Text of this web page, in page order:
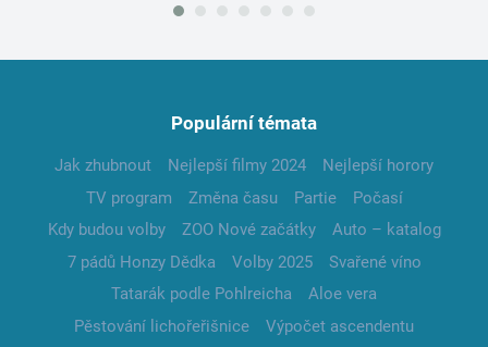
Populární témata
Jak zhubnout Nejlepší filmy 2024
Nejlepší horory
TV program
Změna času Partie
Počasí
Kdy budou volby
ZOO Nové začátky
Auto – katalog
7 pádů Honzy Dědka
Volby 2025
Svařené víno
Tatarák podle Pohlreicha
Aloe vera
Pěstování lichořeřišnice
Výpočet ascendentu